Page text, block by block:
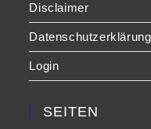
Disclaimer
Datenschutzerklärung
Login
SEITEN